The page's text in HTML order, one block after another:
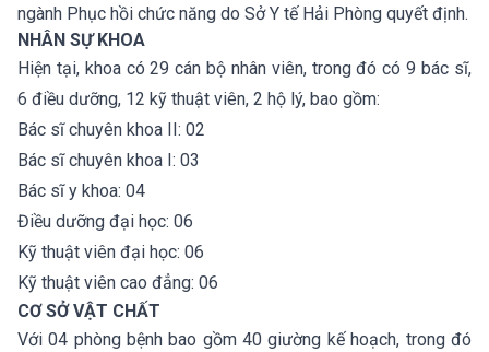
ngành Phục hồi chức năng do Sở Y tế Hải Phòng quyết định.
NHÂN SỰ KHOA
Hiện tại, khoa có 29 cán bộ nhân viên, trong đó có 9 bác sĩ,
6 điều dưỡng, 12 kỹ thuật viên, 2 hộ lý, bao gồm:
Bác sĩ chuyên khoa II: 02
Bác sĩ chuyên khoa I: 03
Bác sĩ y khoa: 04
Điều dưỡng đại học: 06
Kỹ thuật viên đại học: 06
Kỹ thuật viên cao đẳng: 06
CƠ SỞ VẬT CHẤT
Với 04 phòng bệnh bao gồm 40 giường kế hoạch, trong đó